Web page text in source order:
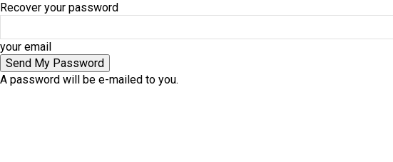
Recover your password
your email
A password will be e-mailed to you.